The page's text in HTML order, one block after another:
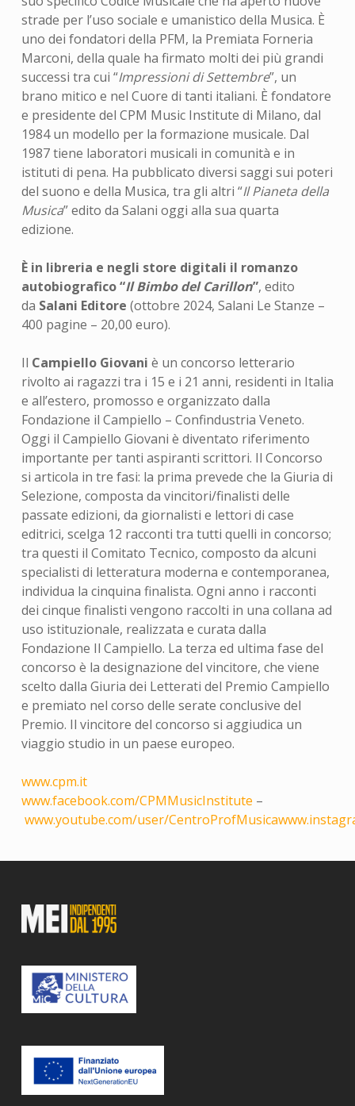
strade per l’uso sociale e umanistico della Musica. È
uno dei fondatori della PFM, la Premiata Forneria
Marconi, della quale ha firmato molti dei più grandi
successi tra cui “Impressioni di Settembre”, un
brano mitico e nel Cuore di tanti italiani. È fondatore
e presidente del CPM Music Institute di Milano, dal
1984 un modello per la formazione musicale. Dal
1987 tiene laboratori musicali in comunità e in
istituti di pena. Ha pubblicato diversi saggi sui poteri
del suono e della Musica, tra gli altri “Il Pianeta della
Musica” edito da Salani oggi alla sua quarta
edizione.
È in libreria e negli store digitali il romanzo
autobiografico “Il Bimbo del Carillon”, edito
da Salani Editore (ottobre 2024, Salani Le Stanze –
400 pagine – 20,00 euro).
Il Campiello Giovani è un concorso letterario
rivolto ai ragazzi tra i 15 e i 21 anni, residenti in Italia
e all’estero, promosso e organizzato dalla
Fondazione il Campiello – Confindustria Veneto.
Oggi il Campiello Giovani è diventato riferimento
importante per tanti aspiranti scrittori. Il Concorso
si articola in tre fasi: la prima prevede che la Giuria di
Selezione, composta da vincitori/finalisti delle
passate edizioni, da giornalisti e lettori di case
editrici, scelga 12 racconti tra tutti quelli in concorso;
tra questi il Comitato Tecnico, composto da alcuni
specialisti di letteratura moderna e contemporanea,
individua la cinquina finalista. Ogni anno i racconti
dei cinque finalisti vengono raccolti in una collana ad
uso istituzionale, realizzata e curata dalla
Fondazione Il Campiello. La terza ed ultima fase del
concorso è la designazione del vincitore, che viene
scelto dalla Giuria dei Letterati del Premio Campiello
e premiato nel corso delle serate conclusive del
Premio. Il vincitore del concorso si aggiudica un
viaggio studio in un paese europeo.
www.cpm.it
www.facebook.com/CPMMusicInstitute –
www.youtube.com/user/CentroProfMusica